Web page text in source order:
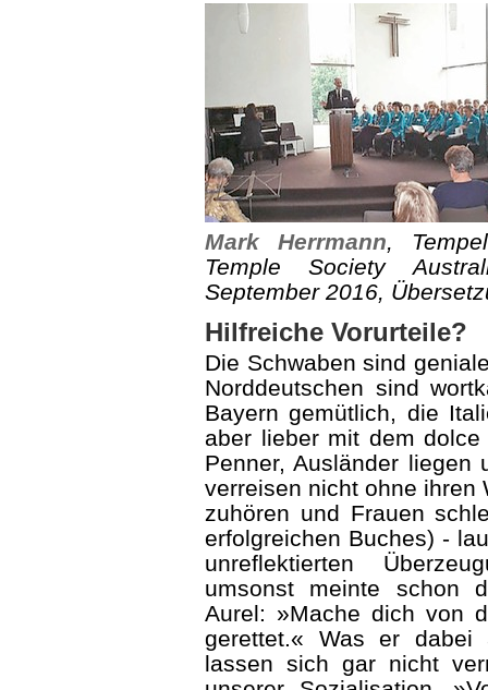
Mark Herrmann,
Temple Society
September 2016,
Hilfreiche Vorurteile?
Die Schwaben sind
Norddeutschen sind
Bayern gemütlich, die
aber lieber mit dem
Penner, Ausländer liegen
verreisen nicht ohne ihren
zuhören und Frauen
erfolgreichen Buches) -
unreflektierten
umsonst meinte schon
Aurel: »Mache dich von
gerettet.« Was er dabei
lassen sich gar nicht